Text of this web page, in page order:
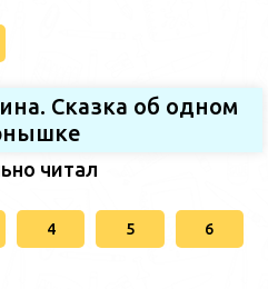
Сказка об одном
читал
4 5 6